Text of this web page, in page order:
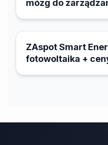
mózg do
18 marca 2026
ZAspot Smart
fotowoltaika +